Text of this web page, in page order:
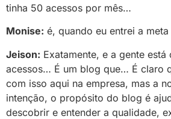
tinha 50 acessos por mês…
Monise: é, quando eu entrei a
Jeison: Exatamente, e a gente está
acessos… É um blog que… É claro
com isso aqui na empresa, mas a
intenção, o propósito do blog é
descobrir e entender a qualidade,